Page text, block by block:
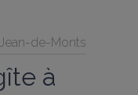
de-Monts
à